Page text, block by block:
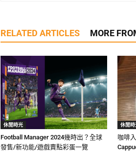
RELATED ARTICLES MORE
休閒時光
Football Manager 2024幾時出？全球
發售/新功能/遊戲賣點彩蛋一覽
休閒
咖啡